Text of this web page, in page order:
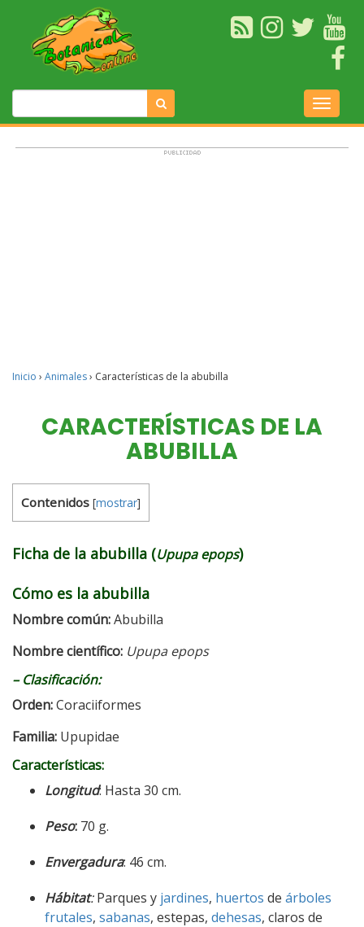
Inicio › Animales› Características de la abubilla
CARACTERÍSTICAS DE LA
ABUBILLA
Contenidos [mostrar]
Ficha de la abubilla (Upupa epops)
Cómo es la abubilla
Nombre común:Abubilla
Nombre científico: Upupa epops
– Clasificación:
Orden:Coraciiformes
Familia: Upupidae
Características:
Longitud: Hasta 30 cm.
Peso: 70 g.
Envergadura: 46 cm.
Hábitat:Parques y jardines, huertos de árboles
frutales, sabanas, estepas, dehesas, claros de